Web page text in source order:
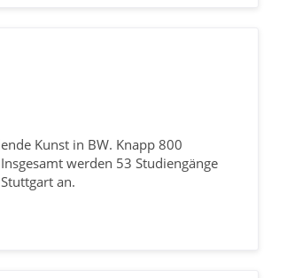
Kunst in BW. Knapp 800
werden 53 Studiengänge
an.